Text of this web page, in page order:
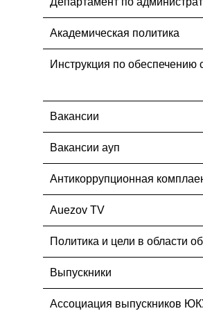
Академическая политика
Инструкция по обеспечению
Вакансии
Вакансии ауп
Антикоррупционная
Auezov TV
Политика и цели в области
Выпускники
Ассоциация выпускников